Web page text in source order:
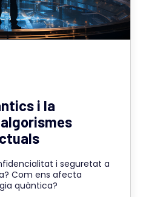
i la
i seguretat a
Com ens afecta
quàntica?